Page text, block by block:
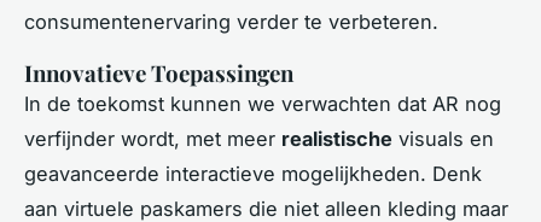
consumentenervaring verder te verbeteren.
Innovatieve Toepassingen
In de toekomst kunnen we verwachten dat AR nog
verfijnder wordt, met meer realistische visuals en
geavanceerde interactieve mogelijkheden. Denk
aan virtuele paskamers die niet alleen kleding maar